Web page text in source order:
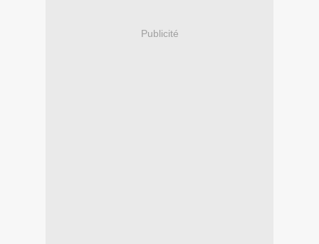
Publicité